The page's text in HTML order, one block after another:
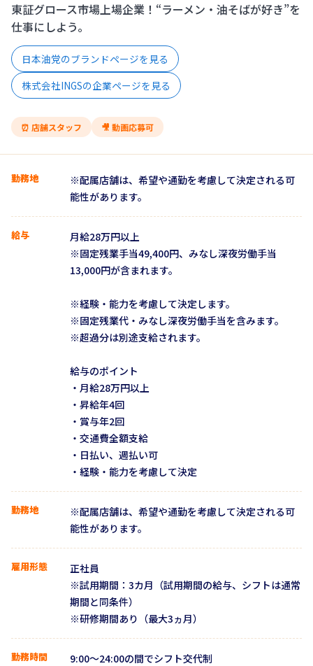
東証グロース市場上場企業！“ラーメン・油そばが好き”を
仕事にしよう。
日本油党のブランドページを見る
株式会社INGSの企業ページを見る
⏰ 店舗スタッフ 🎥 動画応募可
勤務地
※配属店舗は、希望や通勤を考慮して決定される可
能性があります。
給与
月給28万円以上
※固定残業手当49,400円、みなし深夜労働手当
13,000円が含まれます。
※経験・能力を考慮して決定します。
※固定残業代・みなし深夜労働手当を含みます。
※超過分は別途支給されます。
給与のポイント
・月給28万円以上
・昇給年4回
・賞与年2回
・交通費全額支給
・日払い、週払い可
・経験・能力を考慮して決定
勤務地
※配属店舗は、希望や通勤を考慮して決定される可
能性があります。
雇用形態
正社員
※試用期間：3カ月（試用期間の給与、シフトは通常
期間と同条件）
※研修期間あり（最大3ヵ月）
勤務時間
9:00〜24:00の間でシフト交代制